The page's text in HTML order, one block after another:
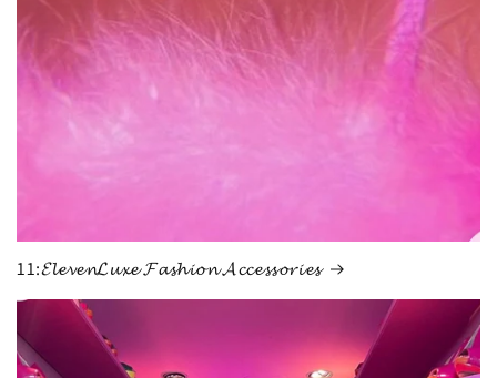
11:𝓔𝓵𝓮𝓿𝓮𝓷𝓛𝓾𝔁𝓮 𝓕𝓪𝓼𝓱𝓲𝓸𝓷 𝓐𝓬𝓬𝓮𝓼𝓼𝓸𝓻𝓲𝓮𝓼